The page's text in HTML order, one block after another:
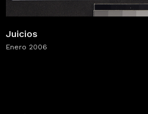
Juicios
Enero 2006